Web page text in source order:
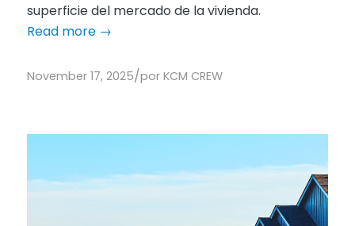
superficie del mercado de la vivienda.
Read more→
November 17, 2025/por KCM CREW